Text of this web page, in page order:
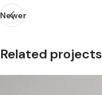
Newer
Related projects